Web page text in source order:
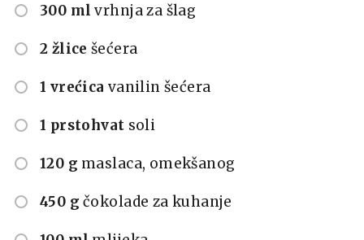
300 ml vrhnja za šlag
2 žlice šećera
1 vrećica vanilin šećera
1 prstohvat soli
120 g maslaca, omekšanog
450 g čokolade za kuhanje